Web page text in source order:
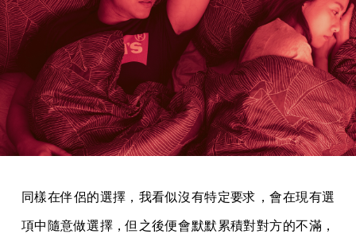
同樣在伴侶的選擇，我看似沒有特定要求，會在現有選
項中隨意做選擇，但之後便會默默累積對對方的不滿，